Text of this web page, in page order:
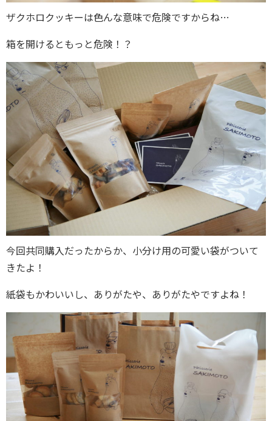
ザクホロクッキーは色んな意味で危険ですからね…
箱を開けるともっと危険！？
今回共同購入だったからか、小分け用の可愛い袋がついて
きたよ！
紙袋もかわいいし、ありがたや、ありがたやですよね！